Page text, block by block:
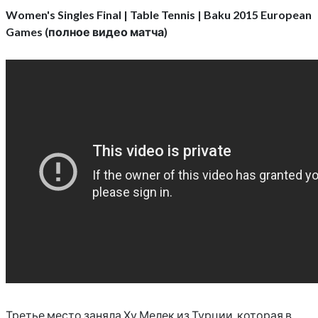
Women's Singles Final | Table Tennis | Baku 2015 European
Games (полное видео матча)
Третье место заняла Ху Мелек из Турции, которая в